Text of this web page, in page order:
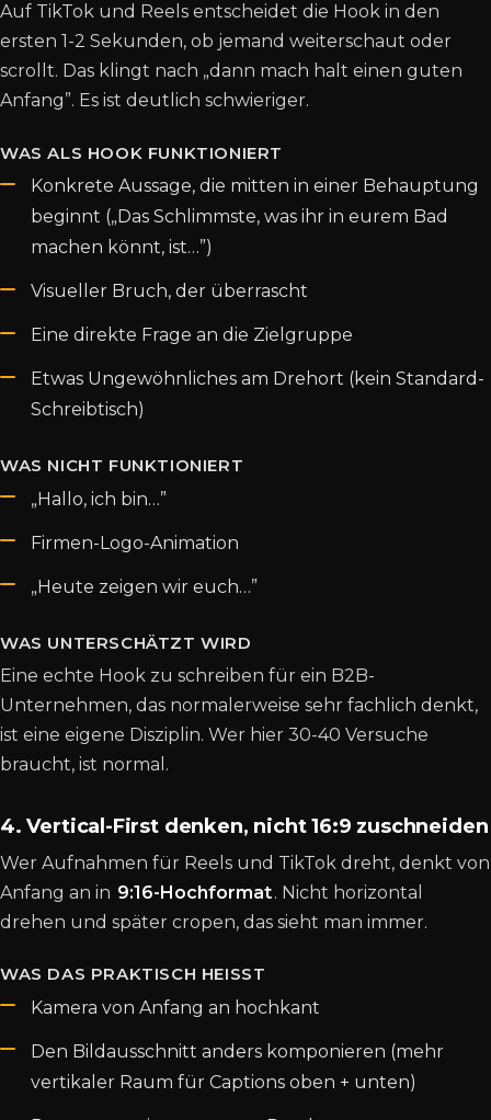
Auf TikTok und Reels entscheidet die Hook in den
ersten 1-2 Sekunden, ob jemand weiterschaut oder
scrollt. Das klingt nach „dann mach halt einen guten
Anfang”. Es ist deutlich schwieriger.
WAS ALS HOOK FUNKTIONIERT
Konkrete Aussage, die mitten in einer Behauptung
beginnt („Das Schlimmste, was ihr in eurem Bad
machen könnt, ist…”)
Visueller Bruch, der überrascht
Eine direkte Frage an die Zielgruppe
Etwas Ungewöhnliches am Drehort (kein Standard-
Schreibtisch)
WAS NICHT FUNKTIONIERT
„Hallo, ich bin…”
Firmen-Logo-Animation
„Heute zeigen wir euch…”
WAS UNTERSCHÄTZT WIRD
Eine echte Hook zu schreiben für ein B2B-
Unternehmen, das normalerweise sehr fachlich denkt,
ist eine eigene Disziplin. Wer hier 30-40 Versuche
braucht, ist normal.
4. Vertical-First denken, nicht 16:9 zuschneiden
Wer Aufnahmen für Reels und TikTok dreht, denkt von
Anfang an in 9:16-Hochformat. Nicht horizontal
drehen und später cropen, das sieht man immer.
WAS DAS PRAKTISCH HEISST
Kamera von Anfang an hochkant
Den Bildausschnitt anders komponieren (mehr
vertikaler Raum für Captions oben + unten)